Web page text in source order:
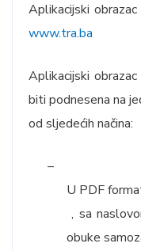
Aplikacijski
www.tra.ba
Aplikacijski
biti podnesena na
od sljedećih načina:
–
U PDF
, sa
obuke